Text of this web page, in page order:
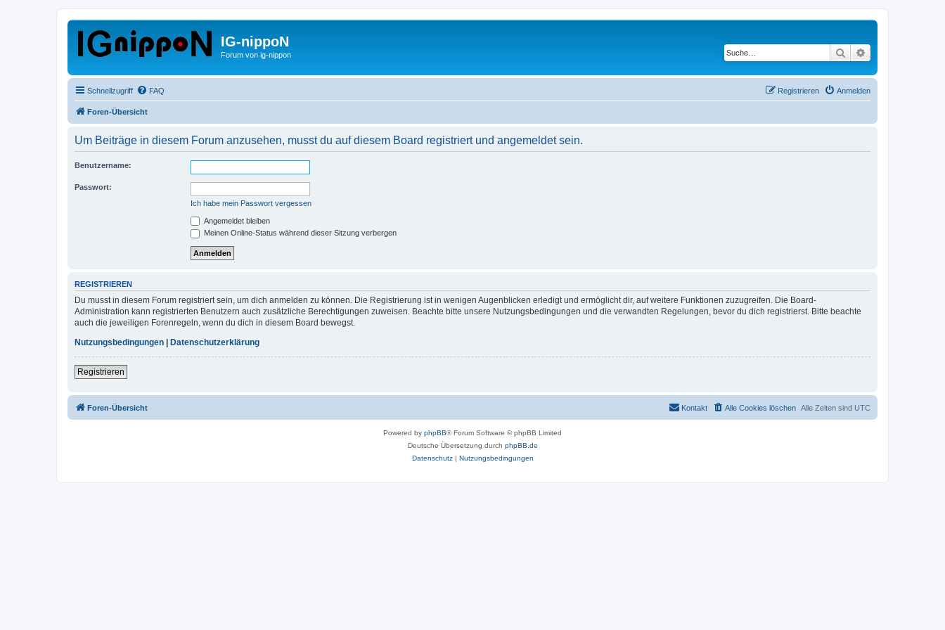
IG-nippoN
Forum von ig-nippon Suche
Schnellzugriff FAQ Anmelden
Registrieren
Foren-Übersicht
Um Beiträge in diesem Forum anzusehen, musst du auf diesem Board registriert und angemeldet sein.
Benutzername:
Passwort:
Ich habe mein Passwort vergessen
Angemeldet bleiben
Meinen Online-Status während dieser Sitzung verbergen
REGISTRIEREN
Du musst in diesem Forum registriert sein, um dich anmelden zu können. Die Registrierung ist in wenigen Augenblicken erledigt und ermöglicht dir, auf weitere Funktionen zuzugreifen. Die Board-
Administration kann registrierten Benutzern auch zusätzliche Berechtigungen zuweisen. Beachte bitte unsere Nutzungsbedingungen und die verwandten Regelungen, bevor du dich registrierst. Bitte beachte
auch die jeweiligen Forenregeln, wenn du dich in diesem Board bewegst.
Nutzungsbedingungen
Datenschutzerklärung
Registrieren
Foren-Übersicht Alle Zeiten sind UTC
Alle Cookies löschen
Kontakt
Powered by phpBB® Forum Software © phpBB Limited
Deutsche Übersetzung durch phpBB.de
Datenschutz| Nutzungsbedingungen